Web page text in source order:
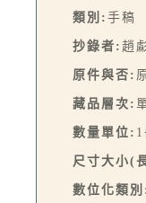
類別: 手稿
抄錄者: 趙
原件與否:
藏品層次:
數量單位:
尺寸大小(
數位化類別